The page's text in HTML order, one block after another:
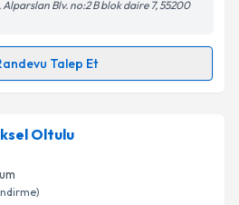
kabul ediyorum.
Talebini Gönder
Alparslan Blv. no:2 B blok daire 7, 55200
Talep Et
Talebi
için randevu takvimi talebi
randevu almanız için bir
e-posta ile bilgilendireceğiz.
Oltulu